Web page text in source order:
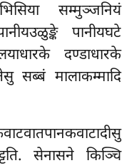
सम्मुञ्जनियं
पानीयघटे
दण्डाधारके
सब्बं मालाकम्मादि
सेनासने किञ्चि